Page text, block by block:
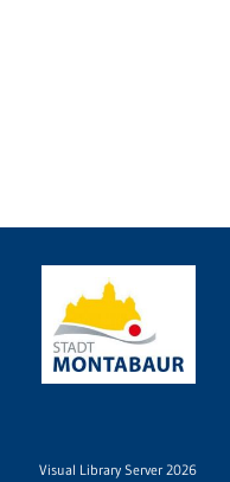
Visual Library Server 2026